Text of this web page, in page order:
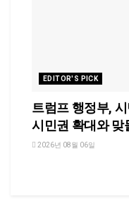
EDITOR'S PICK
트럼프 행정부,
시민권 확대와 맞
2026년 08월 06일